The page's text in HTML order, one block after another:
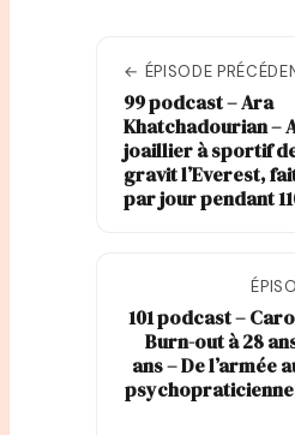
← ÉPISODE
99 podcast – Ara
Khatchadourian –
joaillier à sportif
gravit l’Everest,
par jour pendant
101 podcast –
Burn-out à 28
ans – De l’armée